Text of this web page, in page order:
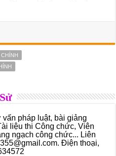
vấn pháp luật, bài giảng
liệu thi Công chức, Viên
ngạch công chức... Liên
Điện thoại,